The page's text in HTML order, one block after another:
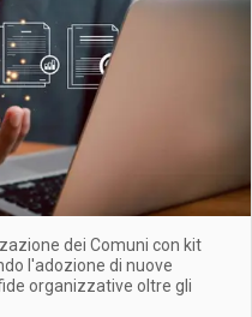
dei Comuni con kit
l'adozione di nuove
organizzative oltre gli